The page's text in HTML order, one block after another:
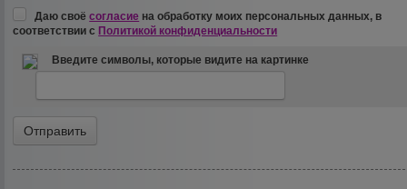
Даю своёсогласие на обработку моих персональных данных, в
соответствии с Политикой конфиденциальности
Введите символы, которые видите на картинке